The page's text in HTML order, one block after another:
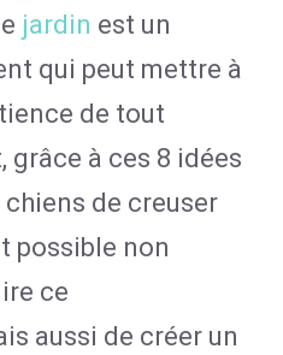
jardin est un
qui peut mettre à
de tout
grâce à ces 8 idées
de creuser
possible non
ce
aussi de créer un